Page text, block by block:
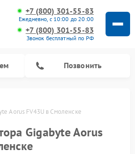
+7 (800) 301-55-83
Ежедневно, с 10:00 до 20:00
+7 (800) 301-55-83
Звонок бесплатный по РФ
Позвонить
Aorus FV43U в Смоленске
Gigabyte Aorus